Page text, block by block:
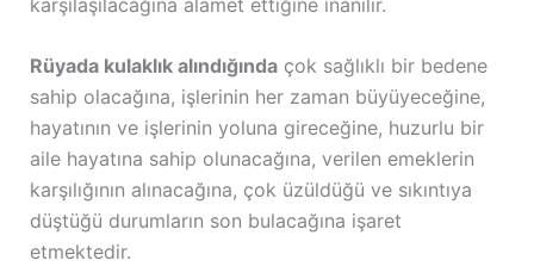
Rüyada kulaklık alındığındaçok sağlıklı bir bedene
sahip olacağına, işlerinin her zaman büyüyeceğine,
hayatının ve işlerinin yoluna gireceğine, huzurlu bir
aile hayatına sahip olunacağına, verilen emeklerin
karşılığının alınacağına, çok üzüldüğü ve sıkıntıya
düştüğü durumların son bulacağına işaret
etmektedir.